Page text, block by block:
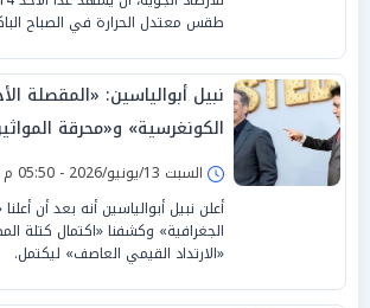
طقس معتدل الحرارة في الصباح
نبيل أبوالياسين: «المقصلة
الكونغرسية» و«محرقة
تشوية «الوساطة القطرية»
الابستانية»
السبت 13/يونيو/2026 - 05:50 م
أعلن نبيل أبوالياسين أنه بعد أن
الجغرافية» وكشفنا «اكتمال كتلة
«الارتداد القيمي العاصف» ليكتمل.